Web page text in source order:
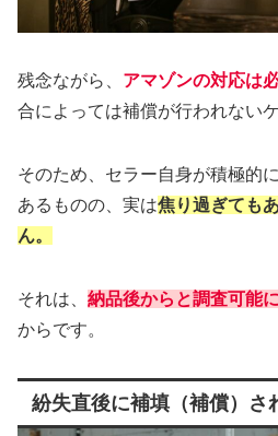
残念ながら、 アマゾンの対応は
合によっては補償が行われない
そのため、セラー自身が積極的
あるものの、実は焦り過ぎても
ん。
それは、 納品後からと調査可能
からです。
紛失直後に補填（補償）さ